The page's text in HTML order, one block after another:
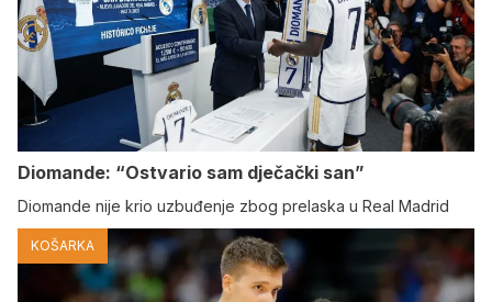
Diomande: “Ostvario sam dječački san”
Diomande nije krio uzbuđenje zbog prelaska u Real Madrid
KOŠARKA